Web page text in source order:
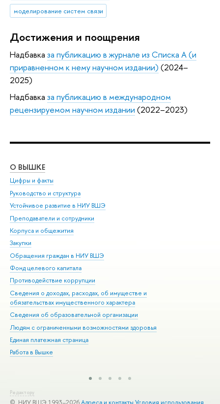
моделирование систем связи
Достижения и поощрения
Надбавка за публикацию в журнале из Списка А (и
приравненном к нему научном издании) (2024–
2025)
Надбавка за публикацию в международном
рецензируемом научном издании (2022–2023)
О ВЫШКЕ
Цифры и факты
Руководство и структура
Устойчивое развитие в НИУ ВШЭ
Преподаватели и сотрудники
Корпуса и общежития
Закупки
Обращения граждан в НИУ ВШЭ
Фонд целевого капитала
Противодействие коррупции
Сведения о доходах, расходах, об имуществе и
обязательствах имущественного характера
Сведения об образовательной организации
Людям с ограниченными возможностями здоровья
Единая платежная страница
Работа в Вышке
Редактору
© НИУ ВШЭ 1993–2026Адреса и контакты Условия использования